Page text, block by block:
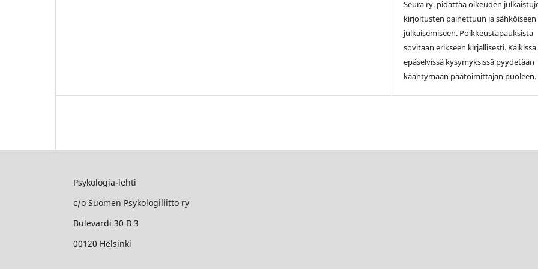
Seura ry. pidättää oikeuden
kirjoitusten painettuun ja sähköiseen
julkaisemiseen. Poikkeustapauksista
sovitaan erikseen kirjallisesti. Kaikissa
epäselvissä kysymyksissä pyydetään
kääntymään päätoimittajan puoleen.
Psykologia-lehti
c/o Suomen Psykologiliitto ry
Bulevardi 30 B 3
00120 Helsinki